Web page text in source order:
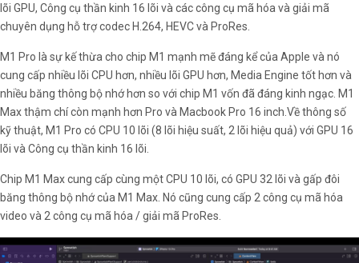
lõi GPU, Công cụ thần kinh 16 lõi và các công cụ mã hóa và giải mã
chuyên dụng hỗ trợ codec H.264, HEVC và ProRes.
M1 Pro là sự kế thừa cho chip M1 mạnh mẽ đáng kể của Apple và nó
cung cấp nhiều lõi CPU hơn, nhiều lõi GPU hơn, Media Engine tốt hơn và
nhiều băng thông bộ nhớ hơn so với chip M1 vốn đã đáng kinh ngạc. M1
Max thậm chí còn mạnh hơn Pro và Macbook Pro 16 inch.Về thông số
kỹ thuật, M1 Pro có CPU 10 lõi (8 lõi hiệu suất, 2 lõi hiệu quả) với GPU 16
lõi và Công cụ thần kinh 16 lõi.
Chip M1 Max cung cấp cùng một CPU 10 lõi, có GPU 32 lõi và gấp đôi
băng thông bộ nhớ của M1 Max. Nó cũng cung cấp 2 công cụ mã hóa
video và 2 công cụ mã hóa / giải mã ProRes.